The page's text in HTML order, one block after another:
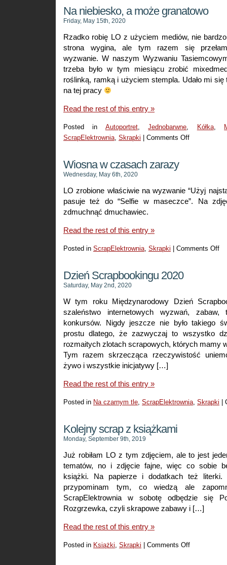
Na niebiesko, a może granatowo
Friday, May 15th, 2020
Rzadko robię LO z użyciem mediów, nie
strona wygina, ale tym razem się
wyzwanie. W naszym Wyzwaniu
trzeba było w tym miesiącu zrobić
roślinką, ramką i użyciem stempla. Udało mi
na tej pracy
Read the rest of this entry »
Posted in Autoportret,Jednobarwne, Kółka,
ScrapElektrownia, Skrapki Comments Offon
granatowo
Wiosna w czasach zarazy
Wednesday, May 6th, 2020
LO zrobione właściwie na wyzwanie “Użyj
pasuje też do “Selfie w maseczce”. Na
zdmuchnąć dmuchawiec.
Read the rest of this entry »
Posted in ScrapElektrownia, Skrapki Comments Offon
Dzień Scrapbookingu 2020
Saturday, May 2nd, 2020
W tym roku Międzynarodowy Dzień
szaleństwo internetowych wyzwań,
konkursów. Nigdy jeszcze nie było takiego
prostu dlatego, że zazwyczaj to wszystko
rozmaitych zlotach scrapowych, których mamy
Tym razem skrzecząca rzeczywistość
żywo i wszystkie inicjatywy […]
Read the rest of this entry »
Posted in Na czarnym tle, ScrapElektrownia, Skrapki
Kolejny scrap z książkami
Monday, September 9th, 2019
Już robiłam LO z tym zdjęciem, ale to jest
tematów, no i zdjęcie fajne, więc co sobie
książki. Na papierze i dodatkach też literki.
przypominam tym, co wiedzą ale
ScrapElektrownia w sobotę odbędzie się
Rozgrzewka, czyli skrapowe zabawy i […]
Read the rest of this entry »
Posted in Książki, Skrapki Comments Offon